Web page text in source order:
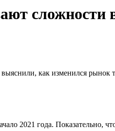
сложности
как изменился рынок
2021 года. Показательно,